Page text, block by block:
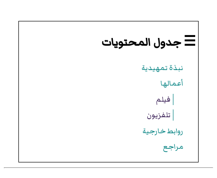
☰ جدول المحتويات
نبذة تمهيدية
أعمالها
فيلم
تلفزيون
روابط خارجية
مراجع